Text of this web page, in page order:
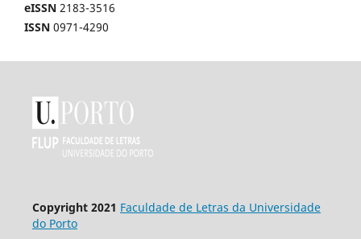
eISSN2183-3516
ISSN 0971-4290
Copyright 2021 Faculdade de Letras da Universidade
do Porto